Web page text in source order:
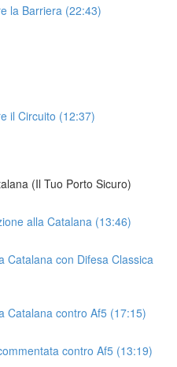
la Barriera (22:43)
il Circuito (12:37)
(Il Tuo Porto Sicuro)
alla Catalana (13:46)
Catalana con Difesa Classica
Catalana contro Af5 (17:15)
contro Af5 (13:19)